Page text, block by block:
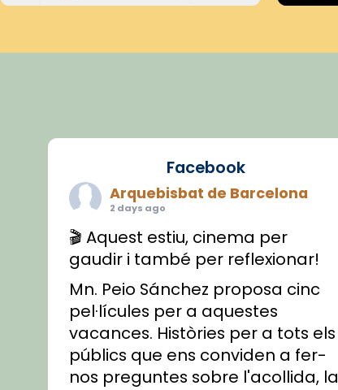
Facebook
Arquebisbat de Barcelona
2 days ago
🎬 Aquest estiu, cinema per
gaudir i també per reflexionar!
Mn. Peio Sánchez proposa cinc
pel·lícules per a aquestes
vacances. Històries per a tots els
públics que ens conviden a fer-
nos preguntes sobre l'acollida, la